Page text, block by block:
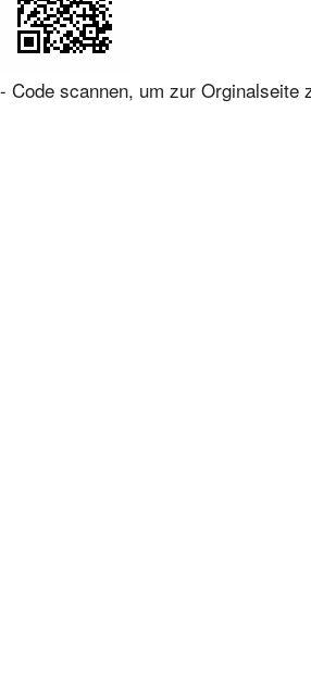
- Code scannen, um zur Orginalseite